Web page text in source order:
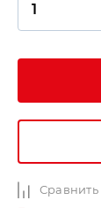
Сравнить